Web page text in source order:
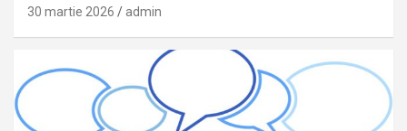
30 martie 2026 admin